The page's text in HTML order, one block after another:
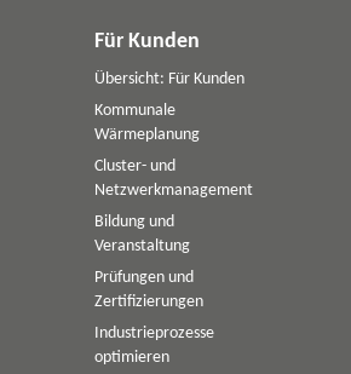
Für Kunden
Übersicht: Für Kunden
Kommunale
Wärmeplanung
Cluster- und
Netzwerkmanagement
Bildung und
Veranstaltung
Prüfungen und
Zertifizierungen
Industrieprozesse
optimieren